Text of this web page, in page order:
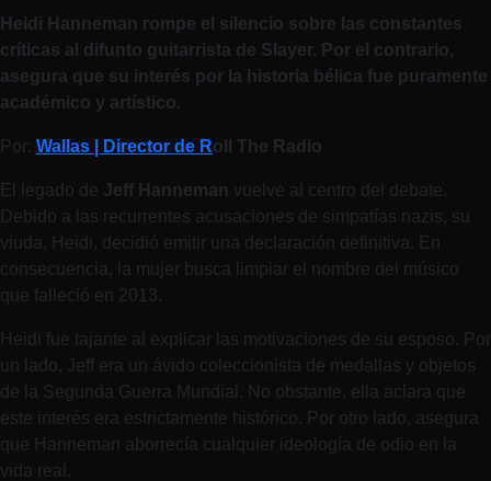
Heidi Hanneman rompe el silencio sobre las constantes
críticas al difunto guitarrista de Slayer. Por el contrario,
asegura que su interés por la historia bélica fue puramente
académico y artístico.
Por: Wallas | Director de Roll The Radio
El legado de Jeff Hanneman vuelve al centro del debate.
Debido a las recurrentes acusaciones de simpatías nazis, su
viuda, Heidi, decidió emitir una declaración definitiva. En
consecuencia, la mujer busca limpiar el nombre del músico
que falleció en 2013.
Heidi fue tajante al explicar las motivaciones de su esposo. Por
un lado, Jeff era un ávido coleccionista de medallas y objetos
de la Segunda Guerra Mundial. No obstante, ella aclara que
este interés era estrictamente histórico. Por otro lado, asegura
que Hanneman aborrecía cualquier ideología de odio en la
vida real.